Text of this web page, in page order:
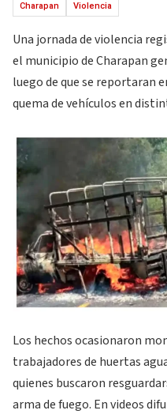
Charapan Violencia
Una jornada de violencia
el municipio de Charapan
luego de que se reportaran
quema de vehículos en
Los hechos ocasionaron
trabajadores de huertas
quienes buscaron
arma de fuego. En videos